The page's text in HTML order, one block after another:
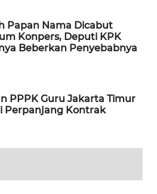
Papan Nama Dicabut
Konpers, Deputi KPK
Beberkan Penyebabnya
PPPK Guru Jakarta Timur
Perpanjang Kontrak